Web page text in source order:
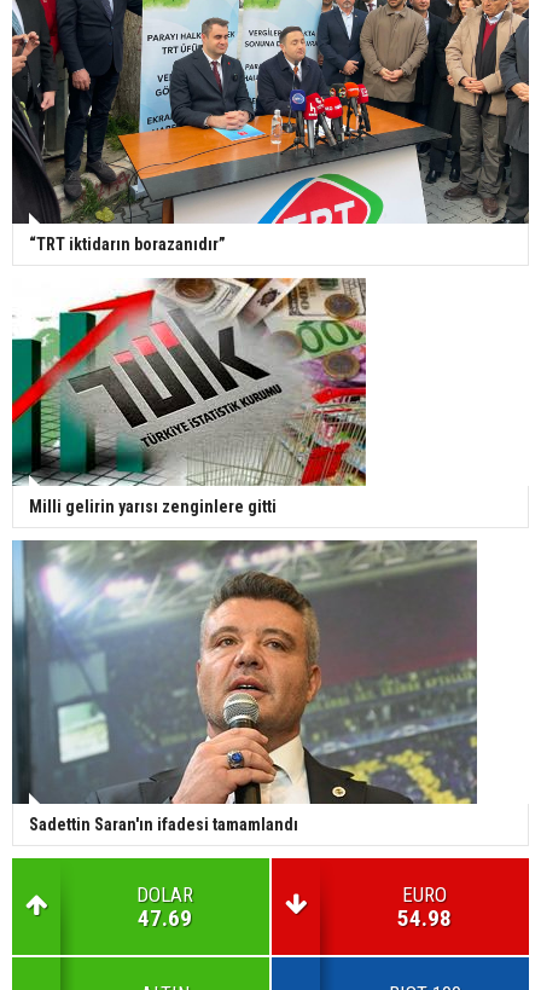
“TRT iktidarın borazanıdır”
Milli gelirin yarısı zenginlere gitti
Sadettin Saran'ın ifadesi tamamlandı
DOLAR
47.69
EURO
54.98